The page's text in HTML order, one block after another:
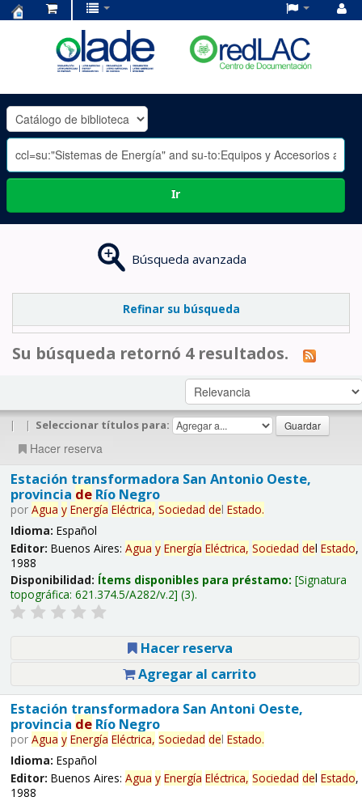
OLADE
-
Ir
Búsqueda avanzada
Refinar su búsqueda
Su búsqueda retornó 4 resultados.
| | Seleccionar títulos para:
Hacer reserva
Estación transformadora San Antonio Oeste,
provincia deRío Negro
por Agua y Energía Eléctrica, Sociedad del Estado.
Idioma: Español
Editor: Buenos Aires: Agua y Energía Eléctrica, Sociedad del Estado,
1988
Disponibilidad: Ítems disponibles para préstamo: Signatura
topográfica: 621.374.5/A282/v.2 (3).
Hacer reserva
Agregar al carrito
Estación transformadora San Antoni Oeste,
provincia deRío Negro
por Agua y Energía Eléctrica, Sociedad del Estado.
Idioma: Español
Editor: Buenos Aires: Agua y Energía Eléctrica, Sociedad del Estado,
1988